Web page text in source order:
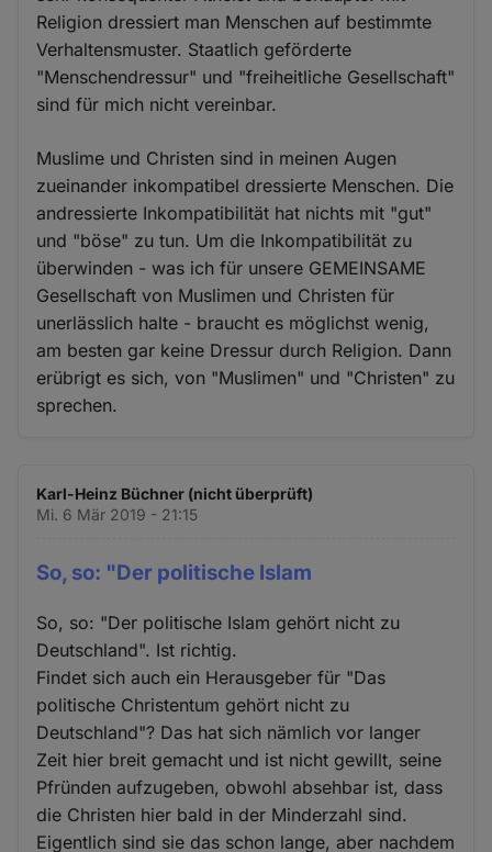
Religion dressiert man Menschen auf bestimmte
Verhaltensmuster. Staatlich geförderte
"Menschendressur" und "freiheitliche Gesellschaft"
sind für mich nicht vereinbar.
Muslime und Christen sind in meinen Augen
zueinander inkompatibel dressierte Menschen. Die
andressierte Inkompatibilität hat nichts mit "gut"
und "böse" zu tun. Um die Inkompatibilität zu
überwinden - was ich für unsere GEMEINSAME
Gesellschaft von Muslimen und Christen für
unerlässlich halte - braucht es möglichst wenig,
am besten gar keine Dressur durch Religion. Dann
erübrigt es sich, von "Muslimen" und "Christen" zu
sprechen.
Karl-Heinz Büchner (nicht überprüft)
Mi. 6 Mär 2019 - 21:15
So, so: "Der politische Islam
So, so: "Der politische Islam gehört nicht zu
Deutschland". Ist richtig.
Findet sich auch ein Herausgeber für "Das
politische Christentum gehört nicht zu
Deutschland"? Das hat sich nämlich vor langer
Zeit hier breit gemacht und ist nicht gewillt, seine
Pfründen aufzugeben, obwohl absehbar ist, dass
die Christen hier bald in der Minderzahl sind.
Eigentlich sind sie das schon lange, aber nachdem